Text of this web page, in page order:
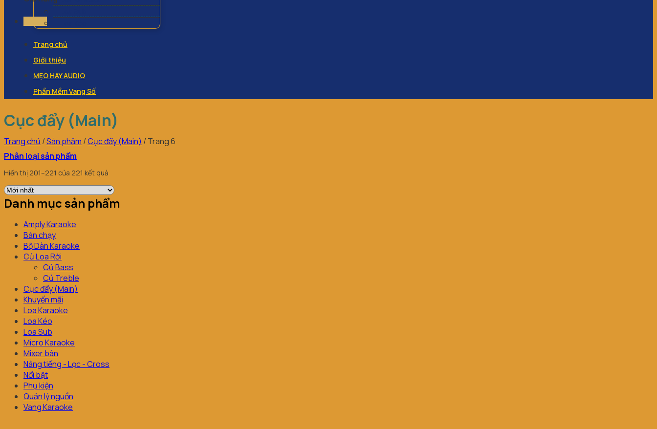
Trang chủ
Giới thiệu
MẸO HAY AUDIO
Phần Mềm Vang Số
Cục đẩy (Main)
Trang chủ /Sản phẩm /Cục đẩy (Main) / Trang 6
Phân loại sản phẩm
Hiển thị 201–221 của 221 kết quả
Danh mục sản phẩm
Amply Karaoke
Bán chạy
Bộ Dàn Karaoke
Củ Loa Rời
Củ Bass
Củ Treble
Cục đẩy (Main)
Khuyến mãi
Loa Karaoke
Loa Kéo
Loa Sub
Micro Karaoke
Mixer bàn
Nâng tiếng - Lọc - Cross
Nổi bật
Phụ kiện
Quản lý nguồn
Vang Karaoke